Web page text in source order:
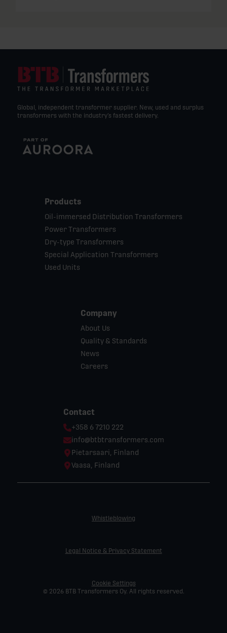
Global, independent transformer supplier. New, used and surplus
transformers with the industry’s fastest delivery.
Products
Oil-immersed Distribution Transformers
Power Transformers
Dry-type Transformers
Special Application Transformers
Used Units
Company
About Us
Quality & Standards
News
Careers
Contact
Phone:
+358 6 7210 222
Email:
info@btbtransformers.com
Location:
Pietarsaari, Finland
Location:
Vaasa, Finland
© 2026 BTB Transformers Oy. All rights reserved.
Whistleblowing
Legal Notice & Privacy Statement
Cookie Settings